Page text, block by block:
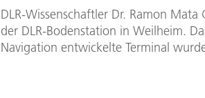
DLR-Wissenschaftler Dr. Ramon
der DLR-Bodenstation in Weilheim.
Navigation entwickelte Terminal